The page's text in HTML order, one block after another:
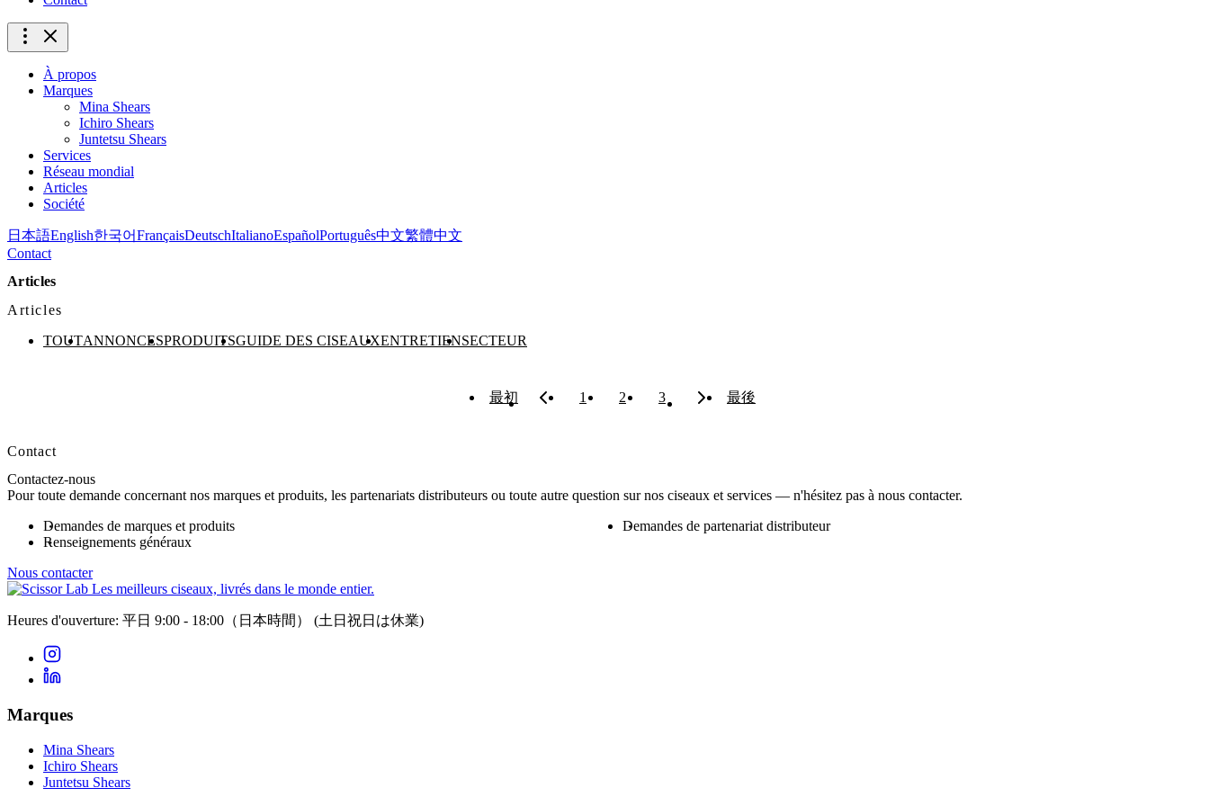
À propos
Marques
Mina Shears
Ichiro Shears
Juntetsu Shears
Services
Réseau mondial
Articles
Société
日本語English한국어FrançaisDeutschItalianoEspañolPortuguês中文繁體中文
Contact
Articles
Articles
TOUTANNONCESPRODUITSGUIDE DES CISEAUXENTRETIENSECTEUR
最初 1 2 3 最後
Contact
Contactez-nous
Pour toute demande concernant nos marques et produits, les partenariats distributeurs ou toute autre question sur nos ciseaux et services — n'hésitez pas à nous contacter.
Demandes de marques et produits
Demandes de partenariat distributeur
Renseignements généraux
Nous contacter
Les meilleurs ciseaux, livrés dans le monde entier.
Heures d'ouverture: 平日 9:00 - 18:00（日本時間） (土日祝日は休業)
Marques
Mina Shears
Ichiro Shears
Juntetsu Shears